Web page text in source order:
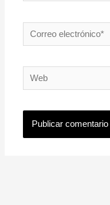
Correo
electrónico*
Web